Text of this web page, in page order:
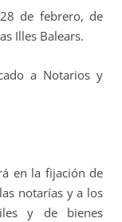
de febrero, de
Illes Balears.
a Notarios y
en la fijación de
notarías y a los
y de bienes